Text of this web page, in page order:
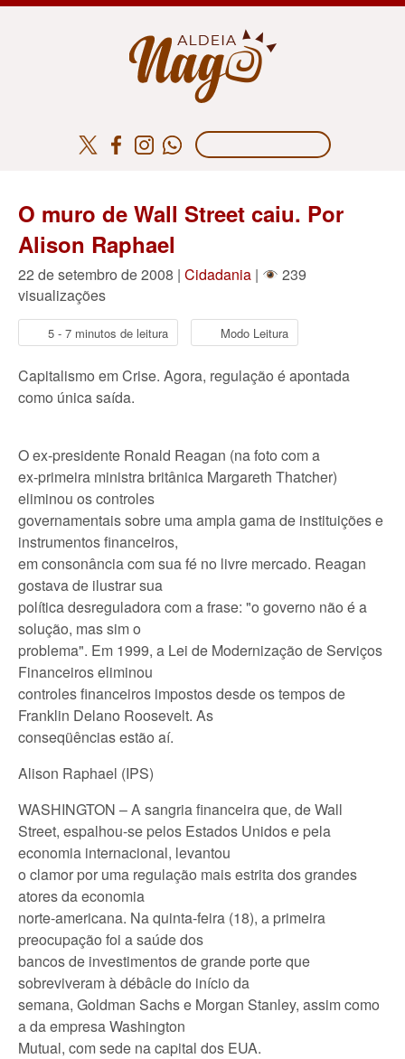
O muro de Wall Street caiu. Por
Alison Raphael
22 de setembro de 2008 | Cidadania |
239
visualizações
5 - 7 minutos de leitura Modo Leitura
Capitalismo em Crise. Agora, regulação é apontada
como única saída.
O ex-presidente Ronald Reagan (na foto com a
ex-primeira ministra britânica Margareth Thatcher)
eliminou os controles
governamentais sobre uma ampla gama de instituições e
instrumentos financeiros,
em consonância com sua fé no livre mercado. Reagan
gostava de ilustrar sua
política desreguladora com a frase: "o governo não é a
solução, mas sim o
problema". Em 1999, a Lei de Modernização de Serviços
Financeiros eliminou
controles financeiros impostos desde os tempos de
Franklin Delano Roosevelt. As
conseqüências estão aí.
Alison Raphael (IPS)
WASHINGTON – A sangria financeira que, de Wall
Street, espalhou-se pelos Estados Unidos e pela
economia internacional, levantou
o clamor por uma regulação mais estrita dos grandes
atores da economia
norte-americana. Na quinta-feira (18), a primeira
preocupação foi a saúde dos
bancos de investimentos de grande porte que
sobreviveram à débâcle do início da
semana, Goldman Sachs e Morgan Stanley, assim como
a da empresa Washington
Mutual, com sede na capital dos EUA.